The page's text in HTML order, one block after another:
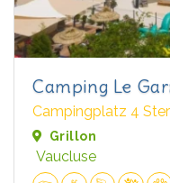
Camping Le
Campingplatz 4
Grillon
Vaucluse